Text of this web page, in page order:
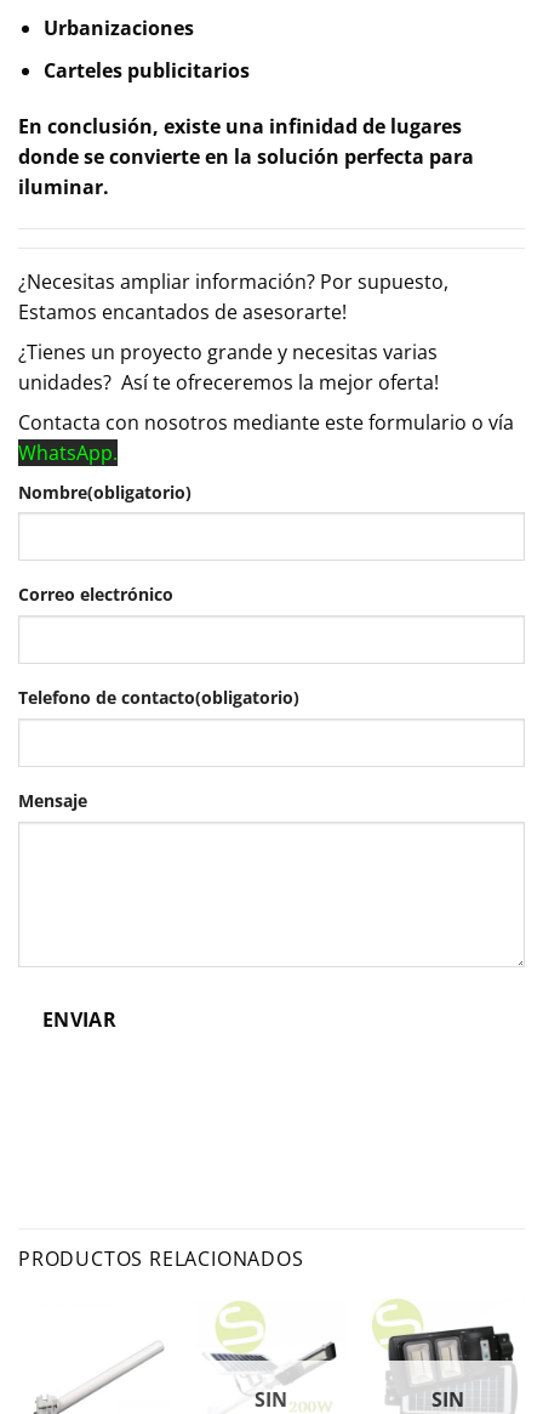
Urbanizaciones
Carteles publicitarios
En conclusión, existe una infinidad de lugares
donde se convierte en la solución perfecta para
iluminar.
¿Necesitas ampliar información? Por supuesto,
Estamos encantados de asesorarte!
¿Tienes un proyecto grande y necesitas varias
unidades? Así te ofreceremos la mejor oferta!
Contacta con nosotros mediante este formulario o vía
WhatsApp.
Nombre(obligatorio)
Correo electrónico
Telefono de contacto(obligatorio)
Mensaje
ENVIAR
PRODUCTOS RELACIONADOS
SIN
SIN